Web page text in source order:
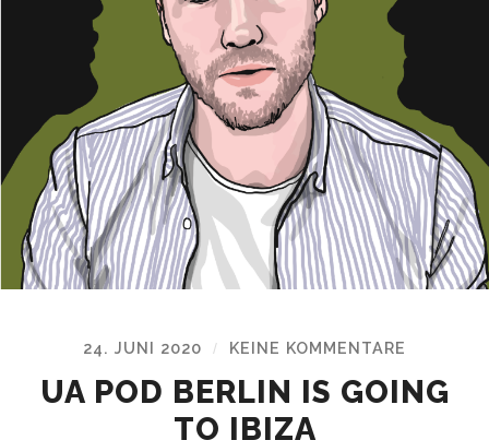
24. JUNI 2020 / KEINE KOMMENTARE
UA POD BERLIN IS GOING
TO IBIZA